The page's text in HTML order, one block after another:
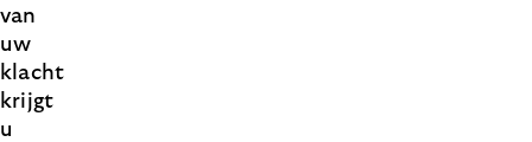
van
uw
klacht
krijgt
u